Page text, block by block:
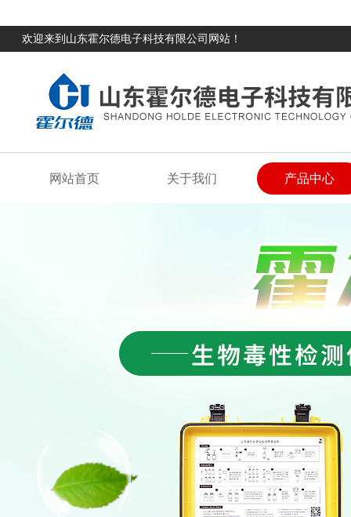
欢迎来到山东霍尔德电子科技有限公司网站！
网站首页 关于我们 产品中心